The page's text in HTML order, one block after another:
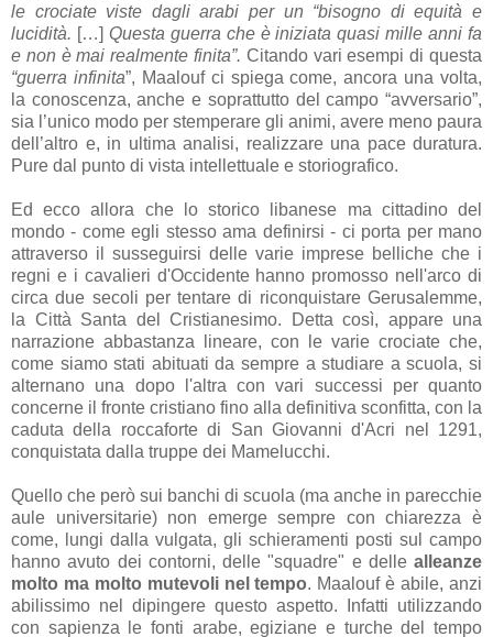
le crociate viste dagli arabi per un “bisogno di equità e
lucidità. […] Questa guerra che è iniziata quasi mille anni fa
e non è mai realmente finita”. Citando vari esempi di questa
“guerra infinita”, Maalouf ci spiega come, ancora una volta,
la conoscenza, anche e soprattutto del campo “avversario”,
sia l’unico modo per stemperare gli animi, avere meno paura
dell’altro e, in ultima analisi, realizzare una pace duratura.
Pure dal punto di vista intellettuale e storiografico.
Ed ecco allora che lo storico libanese ma cittadino del
mondo - come egli stesso ama definirsi - ci porta per mano
attraverso il susseguirsi delle varie imprese belliche che i
regni e i cavalieri d'Occidente hanno promosso nell'arco di
circa due secoli per tentare di riconquistare Gerusalemme,
la Città Santa del Cristianesimo. Detta così, appare una
narrazione abbastanza lineare, con le varie crociate che,
come siamo stati abituati da sempre a studiare a scuola, si
alternano una dopo l'altra con vari successi per quanto
concerne il fronte cristiano fino alla definitiva sconfitta, con la
caduta della roccaforte di San Giovanni d'Acri nel 1291,
conquistata dalla truppe dei Mamelucchi.
Quello che però sui banchi di scuola (ma anche in parecchie
aule universitarie) non emerge sempre con chiarezza è
come, lungi dalla vulgata, gli schieramenti posti sul campo
hanno avuto dei contorni, delle "squadre" e delle alleanze
molto ma molto mutevoli nel tempo. Maalouf è abile, anzi
abilissimo nel dipingere questo aspetto. Infatti utilizzando
con sapienza le fonti arabe, egiziane e turche del tempo